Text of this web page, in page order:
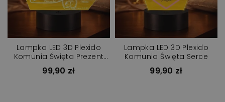
Lampka LED 3D Plexido
Komunia Święta Prezent
Pamiątka
99,90 zł
Lampka LED 3D Plexido
Komunia Święta Serce
99,90 zł